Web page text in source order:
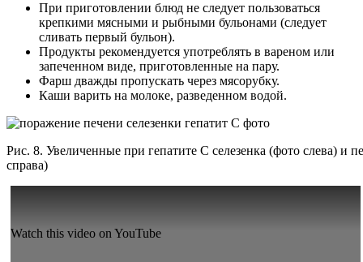
При приготовлении блюд не следует пользоваться
крепкими мясными и рыбными бульонами (следует
сливать первый бульон).
Продукты рекомендуется употреблять в вареном или
запеченном виде, приготовленные на пару.
Фарш дважды пропускать через мясорубку.
Каши варить на молоке, разведенном водой.
Рис. 8. Увеличенные при гепатите С селезенка (фото слева) и
справа)
Watch this video on YouTube